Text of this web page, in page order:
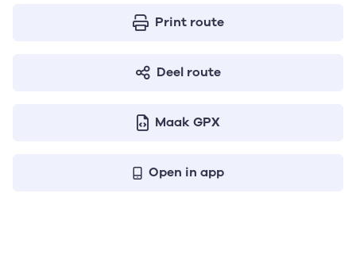
Print route
Deel route
Maak GPX
Open in app